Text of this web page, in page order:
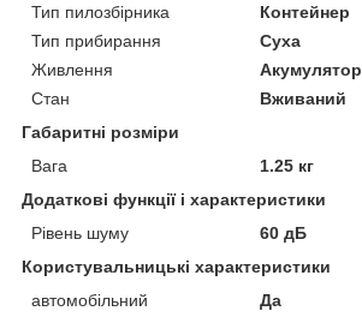
Тип пилозбірника
Контейнер
Тип прибирання
Суха
Живлення
Акумулятор
Стан
Вживаний
Габаритні розміри
Вага
1.25 кг
Додаткові функції і характеристики
Рівень шуму
60 дБ
Користувальницькі характеристики
автомобільний
Да